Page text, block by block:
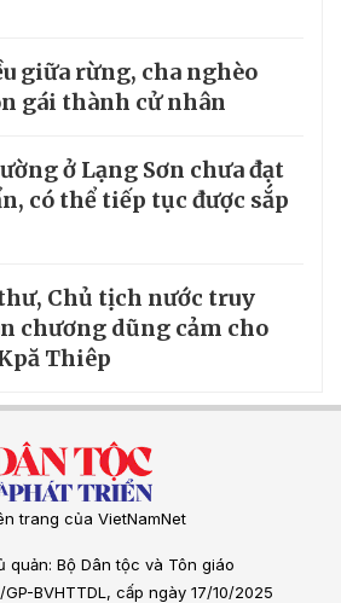
giữa rừng, cha nghèo
gái thành cử nhân
ở Lạng Sơn chưa đạt
có thể tiếp tục được sắp
Chủ tịch nước truy
chương dũng cảm cho
Thiêp
trang của VietNamNet
quản: Bộ Dân tộc và Tôn giáo
BVHTTDL, cấp ngày 17/10/2025